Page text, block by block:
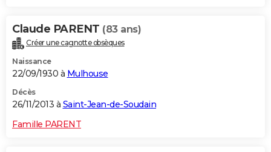
Claude PARENT (83 ans)
Créer une cagnotte obsèques
Naissance
22/09/1930 à Mulhouse
Décès
26/11/2013 à Saint-Jean-de-Soudain
Famille PARENT